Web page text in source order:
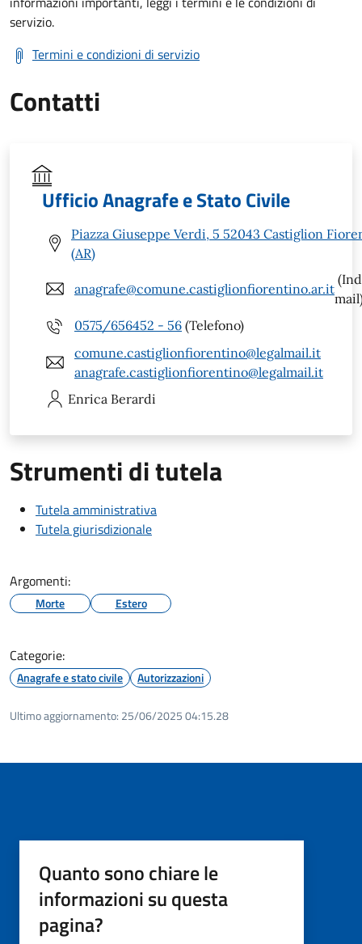
servizio.
Termini e condizioni di servizio
Contatti
Ufficio Anagrafe e Stato Civile
Piazza Giuseppe Verdi, 5 52043 Castiglion
(AR)
anagrafe@comune.castiglionfiorentino.ar.it
0575/656452 - 56 (Telefono)
comune.castiglionfiorentino@legalmail.it
anagrafe.castiglionfiorentino@legalmail.it
Enrica Berardi
Strumenti di tutela
Tutela amministrativa
Tutela giurisdizionale
Argomenti:
Morte Estero
Categorie:
Anagrafe e stato civile Autorizzazioni
Ultimo aggiornamento: 25/06/2025 04:15.28
Quanto sono chiare le
informazioni su questa
pagina?